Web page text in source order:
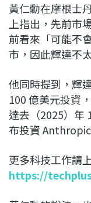
黃仁勳在摩根士
上指出，先前市
前看來「可能不
市，因此輝達不
他同時提到，輝
100 億美元投資
達去（2025）年
布投資 Anthropic
更多科技工作請
https://